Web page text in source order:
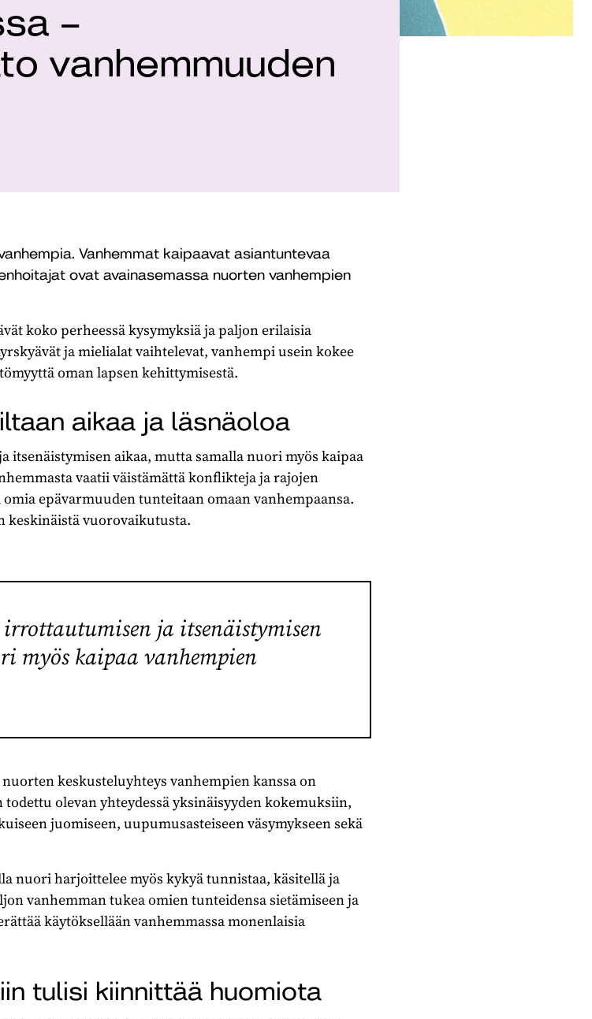
–
vanhemmuuden
Vanhemmat kaipaavat asiantuntevaa
ovat avainasemassa nuorten vanhempien
koko perheessä kysymyksiä ja paljon erilaisia
ja mielialat vaihtelevat, vanhempi usein kokee
oman lapsen kehittymisestä.
aikaa ja läsnäoloa
aikaa, mutta samalla nuori myös kaipaa
vaatii väistämättä konflikteja ja rajojen
epävarmuuden tunteitaan omaan vanhempaansa.
keskinäistä vuorovaikutusta.
ja itsenäistymisen
myös kaipaa vanhempien
keskusteluyhteys vanhempien kanssa on
olevan yhteydessä yksinäisyyden kokemuksiin,
juomiseen, uupumusasteiseen väsymykseen sekä
nuori harjoittelee myös kykyä tunnistaa, käsitellä ja
vanhemman tukea omien tunteidensa sietämiseen ja
käytöksellään vanhemmassa monenlaisia
tulisi kiinnittää huomiota